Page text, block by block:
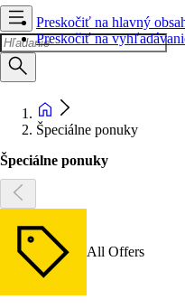
Preskočiť na hlavný
Preskočiť na
Špeciálne ponuky
Špeciálne ponuky
All Offers